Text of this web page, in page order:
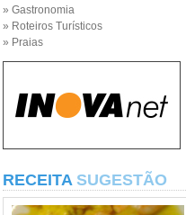
» Gastronomia
» Roteiros Turísticos
» Praias
RECEITA SUGESTÃO